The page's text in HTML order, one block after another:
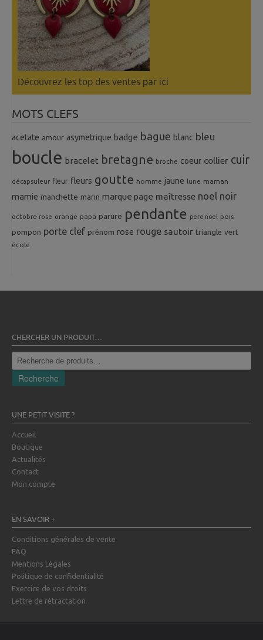
Découvrez les top des ventes par ici
MOTS CLEFS
acetate amour asymetrique badge bague blanc bleu
boucle bracelet bretagne broche coeur collier cuir
décapsuleur fleur fleurs goutte homme jaune lune maman
mamie manchette marin marque page maîtresse noel noir
octobre rose orange papa parure pendante pere noel pois
pompon porte clef prénom rose rouge sautoir triangle vert
école
CHERCHER UN PRODUIT…
Recherche
pour :
Recherche
UNE PETIT VISITE ?
Accueil
Boutique
Actualités
Contact
Mon compte
EN SAVOIR +
Conditions générales de vente
FAQ
Mentions Légales
Politique de confidentialité
Exercice de vos droits
Lettre de rétractation